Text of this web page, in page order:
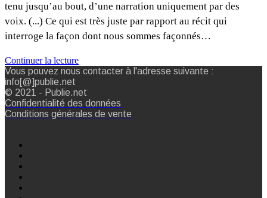
tenu jusqu’au bout, d’une narration uniquement par des
voix. (...) Ce qui est très juste par rapport au récit qui
interroge la façon dont nous sommes façonnés…
Continuer la lecture
Vous pouvez nous contacter à l'adresse suivante :
info[@]publie.net
© 2021 - Publie.net
Confidentialité des données
Conditions générales de vente